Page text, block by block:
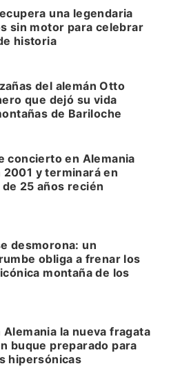
una legendaria
sin motor para celebrar
historia
del alemán Otto
que dejó su vida
de Bariloche
concierto en Alemania
y terminará en
25 años recién
desmorona: un
obliga a frenar los
montaña de los
la nueva fragata
buque preparado para
hipersónicas